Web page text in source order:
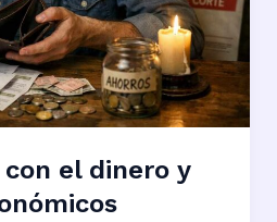
el dinero y